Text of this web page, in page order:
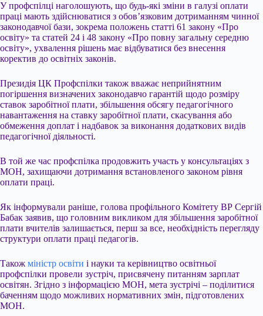
У профспілці наголошують, що будь-які зміни в галузі оплати
праці мають здійснюватися з обов’язковим дотриманням чинної
законодавчої бази, зокрема положень статті 61 закону «Про
освіту» та статей 24 і 48 закону «Про повну загальну середню
освіту», ухвалення рішень має відбуватися без внесення
коректив до освітніх законів.
Президія ЦК Профспілки також вважає неприйнятним
погіршення визначених законодавчо гарантій щодо розміру
ставок заробітної плати, збільшення обсягу педагогічного
навантаження на ставку заробітної плати, скасування або
обмеження доплат і надбавок за виконання додаткових видів
педагогічної діяльності.
В той же час профспілка продовжить участь у консультаціях з
МОН, захищаючи дотримання встановленого законом рівня
оплати праці.
Як інформували раніше, голова профільного Комітету ВР Сергій
Бабак заявив, що головним викликом для збільшення заробітної
плати вчителів залишається, перш за все, необхідність перегляду
структури оплати праці педагогів.
Також міністр освіти і науки та керівництво освітньої
профспілки провели зустріч, присвячену питанням зарплат
освітян. Згідно з інформацією МОН, мета зустрічі – поділитися
баченням щодо можливих нормативних змін, підготовлених
МОН.